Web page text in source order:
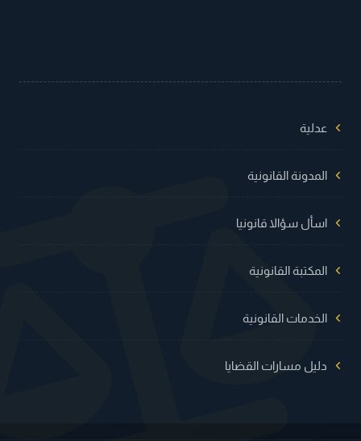
عدلية
المدونة القانونية
اسأل سؤالا قانونيا
المكتبة القانونية
الخدمات القانونية
دليل مسارات القضايا